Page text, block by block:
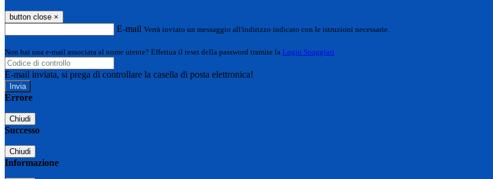
button close ×
E-mail Verrà inviato un messaggio all'indirizzo indicato con le istruzioni necessarie.
Non hai una e-mail associata al nome utente? Effettua il reset della password tramite la Login Spaggiari
E-mail inviata, si prega di controllare la casella di posta elettronica!
Errore
Chiudi
Successo
Chiudi
Informazione